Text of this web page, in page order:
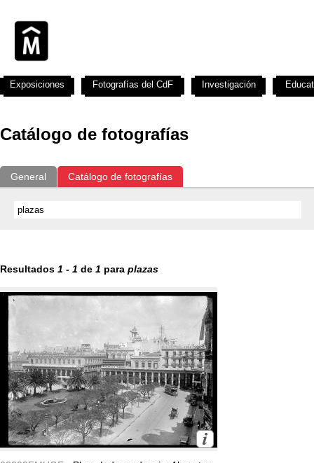
Catálogo de fotografías
General Catálogo de fotografías
Resultados 1 - 1 de 1 para plazas
Exposiciones Fotografías del CdF Investigación